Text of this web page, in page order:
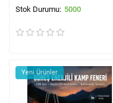
5000
Yeni Ürünler